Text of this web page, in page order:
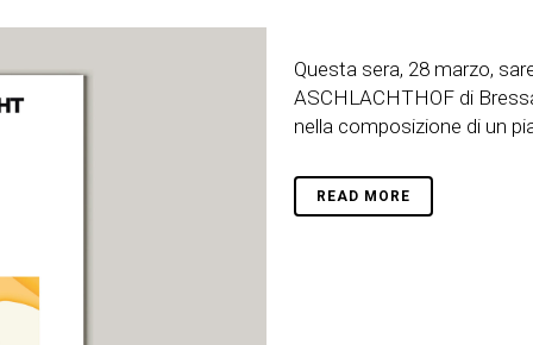
Questa sera, 28 marzo,
ASCHLACHTHOF di
nella composizione di un
READ MORE